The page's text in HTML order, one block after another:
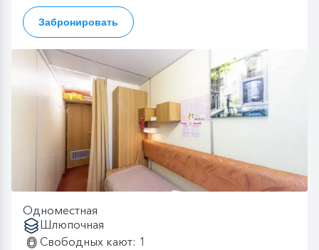
Забронировать
Одноместная
Шлюпочная
Свободных кают: 1